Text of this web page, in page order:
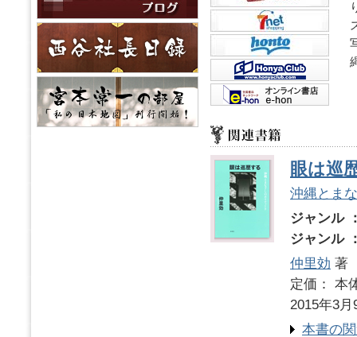
眼は巡
沖縄とま
ジャンル
ジャンル
仲里効 著
定価：
2015年3月
本書の